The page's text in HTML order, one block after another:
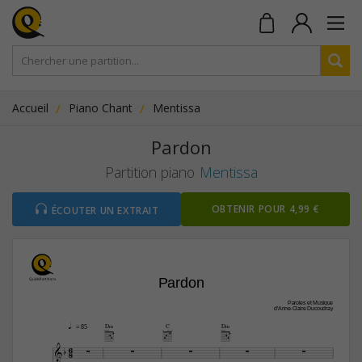
Accueil Piano Chant Mentissa
Pardon
Partition piano Mentissa
ÉCOUTER UN EXTRAIT OBTENIR POUR 4,99 €
Pardon
Paroles et Musique
d'Anne-Claire Ducoudray
D‹ C D‹
q. = 85
6
8
    
